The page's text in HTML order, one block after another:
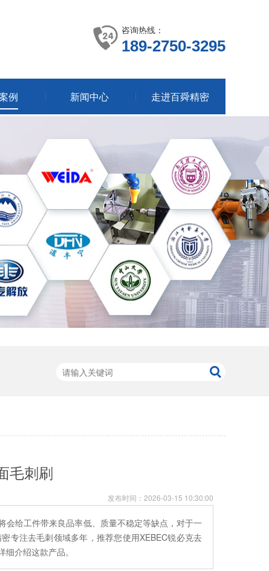
咨询热线：
189-2750-3295
例 新闻中心 走进百舜精密
毛刺刷
发布时间： 2026-03-15 10:30:00
会给工件带来良品率低、质量不稳定等缺点，对于一
专注去毛刺领域多年，推荐您使用XEBEC锐必克去
介绍这款产品。